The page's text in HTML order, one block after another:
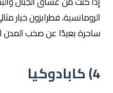
الرومانسية، فطرابزون خيار
ساحرة بعيدًا عن صخب المدن
4) كابادوكيا